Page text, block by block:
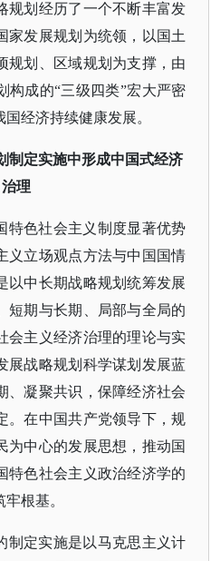
规划经历了一个不断丰富发
家发展规划为统领，以国土
规划、区域规划为支撑，由
构成的“三级四类”宏大严密
经济持续健康发展。
制定实施中形成中国式经济
治理
特色社会主义制度显著优势
义立场观点方法与中国国情
以中长期战略规划统筹发展
短期与长期、局部与全局的
会主义经济治理的理论与实
展战略规划科学谋划发展蓝
、凝聚共识，保障经济社会
。在中国共产党领导下，规
为中心的发展思想，推动国
特色社会主义政治经济学的
根基。
制定实施是以马克思主义计